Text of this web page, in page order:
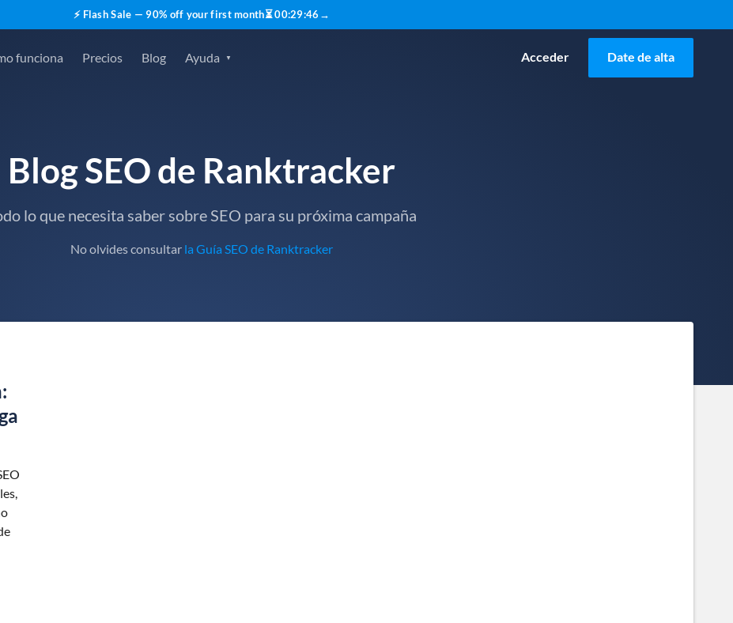
⚡ Flash Sale — 90% off your first month⏳00:29:45 →
funciona Precios Blog Ayuda Acceder Date de alta
Blog SEO de Ranktracker
lo que necesita saber sobre SEO para su próxima campaña
No olvides consultar la Guía SEO de Ranktracker